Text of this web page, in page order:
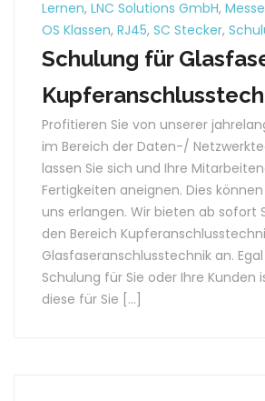
Lernen, LNC Solutions GmbH,
OS Klassen, RJ45, SC Stecker,
Schulung für
Profitieren Sie von unserer
im Bereich der Daten-/
lassen Sie sich und Ihre
Fertigkeiten aneignen. Dies
uns erlangen. Wir bieten ab sofort
den Bereich
Glasfaseranschlusstechnik an.
Schulung für Sie oder Ihre Kunden
diese für Sie […]